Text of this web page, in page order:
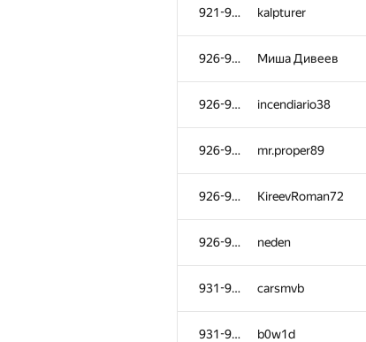
921-925 kalpturer
926-930 Миша Дивеев
926-930 incendiario38
926-930 mr.proper89
926-930 KireevRoman72
926-930 neden
931-933 carsmvb
931-933 b0w1d